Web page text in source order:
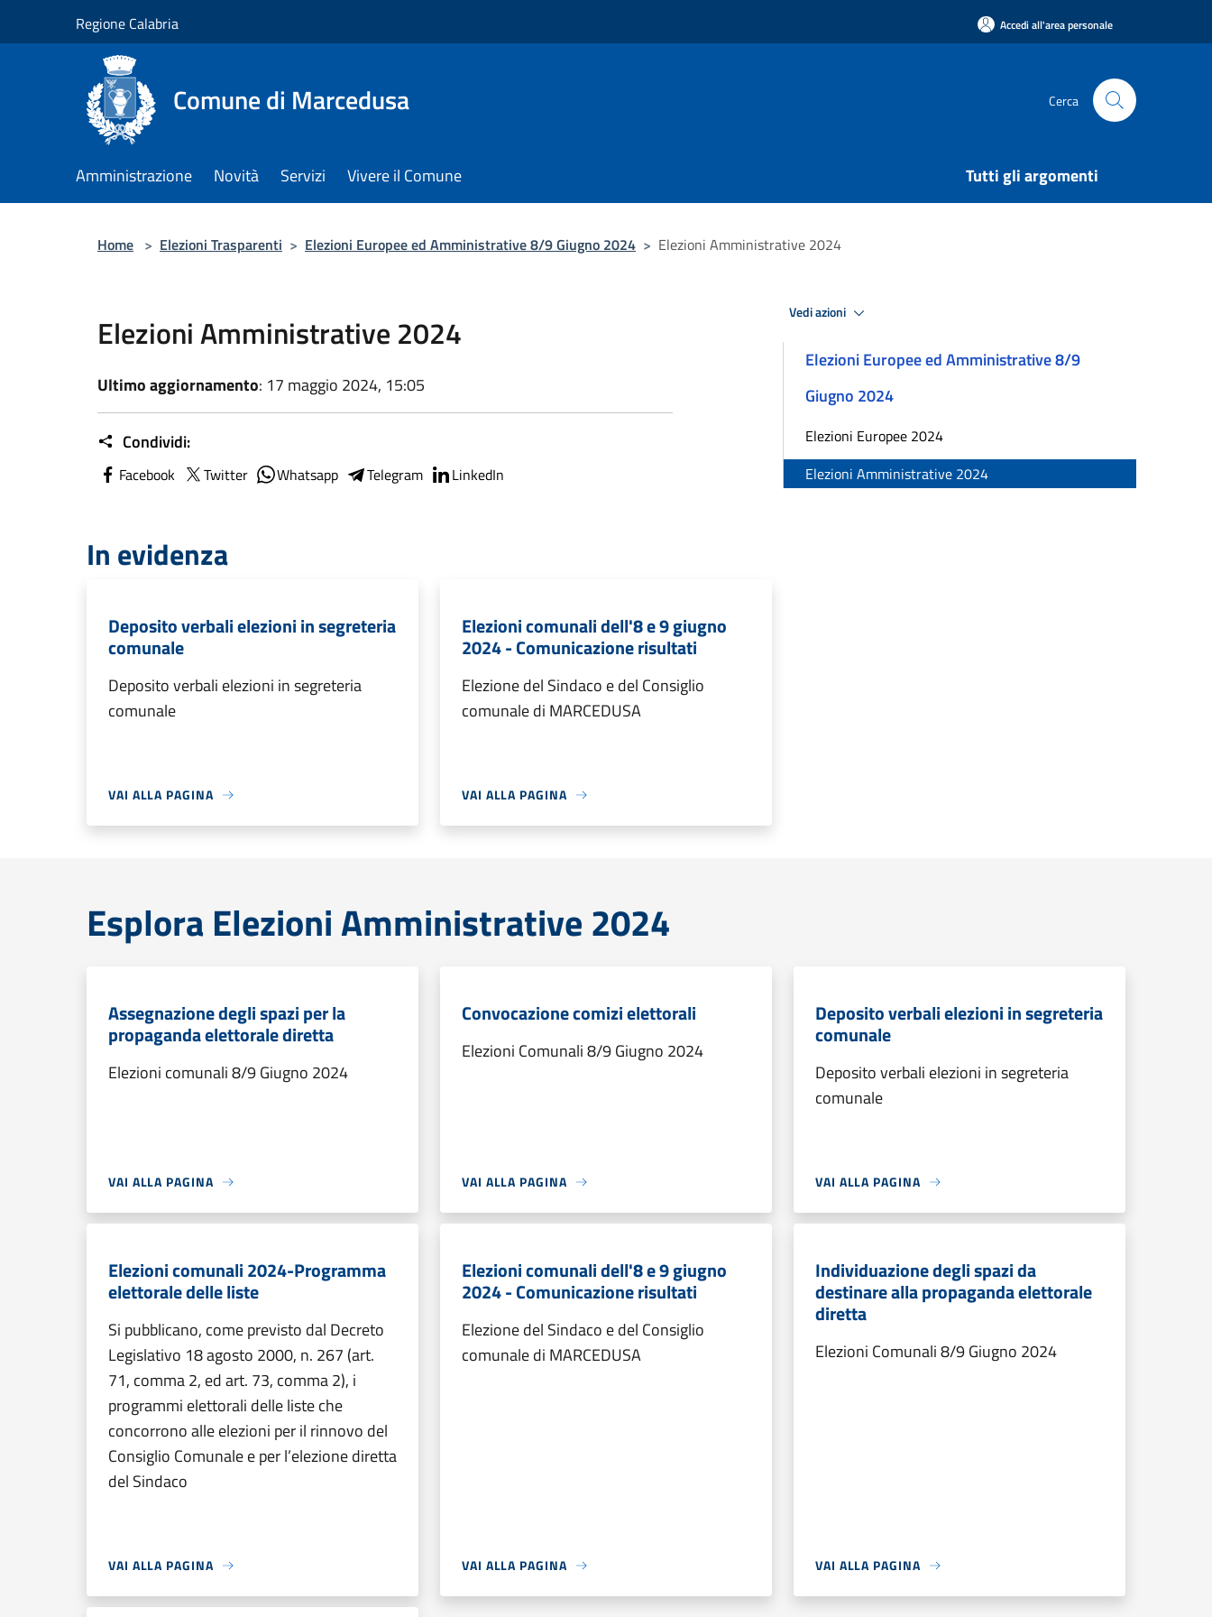
Regione Calabria Accedi all'area personale
Comune di Marcedusa Cerca
Amministrazione Novità Servizi Vivere il Comune Tutti gli argomenti
Home > Elezioni Trasparenti > Elezioni Europee ed Amministrative 8/9 Giugno 2024 > Elezioni Amministrative 2024
Elezioni Amministrative 2024
Ultimo aggiornamento: 17 maggio 2024, 15:05
Condividi:
Facebook Twitter Whatsapp Telegram LinkedIn
Vedi azioni
Elezioni Europee ed Amministrative 8/9
Giugno 2024
Elezioni Europee 2024
Elezioni Amministrative 2024
In evidenza
Deposito verbali elezioni in segreteria
comunale
Deposito verbali elezioni in segreteria
comunale
VAI ALLA PAGINA
Elezioni comunali dell'8 e 9 giugno
2024 - Comunicazione risultati
Elezione del Sindaco e del Consiglio
comunale di MARCEDUSA
VAI ALLA PAGINA
Esplora Elezioni Amministrative 2024
Assegnazione degli spazi per la
propaganda elettorale diretta
Elezioni comunali 8/9 Giugno 2024
VAI ALLA PAGINA
Convocazione comizi elettorali
Elezioni Comunali 8/9 Giugno 2024
VAI ALLA PAGINA
Deposito verbali elezioni in segreteria
comunale
Deposito verbali elezioni in segreteria
comunale
VAI ALLA PAGINA
Elezioni comunali 2024-Programma
elettorale delle liste
Si pubblicano, come previsto dal Decreto
Legislativo 18 agosto 2000, n. 267 (art.
71, comma 2, ed art. 73, comma 2), i
programmi elettorali delle liste che
concorrono alle elezioni per il rinnovo del
Consiglio Comunale e per l’elezione diretta
del Sindaco
VAI ALLA PAGINA
Elezioni comunali dell'8 e 9 giugno
2024 - Comunicazione risultati
Elezione del Sindaco e del Consiglio
comunale di MARCEDUSA
VAI ALLA PAGINA
Individuazione degli spazi da
destinare alla propaganda elettorale
diretta
Elezioni Comunali 8/9 Giugno 2024
VAI ALLA PAGINA